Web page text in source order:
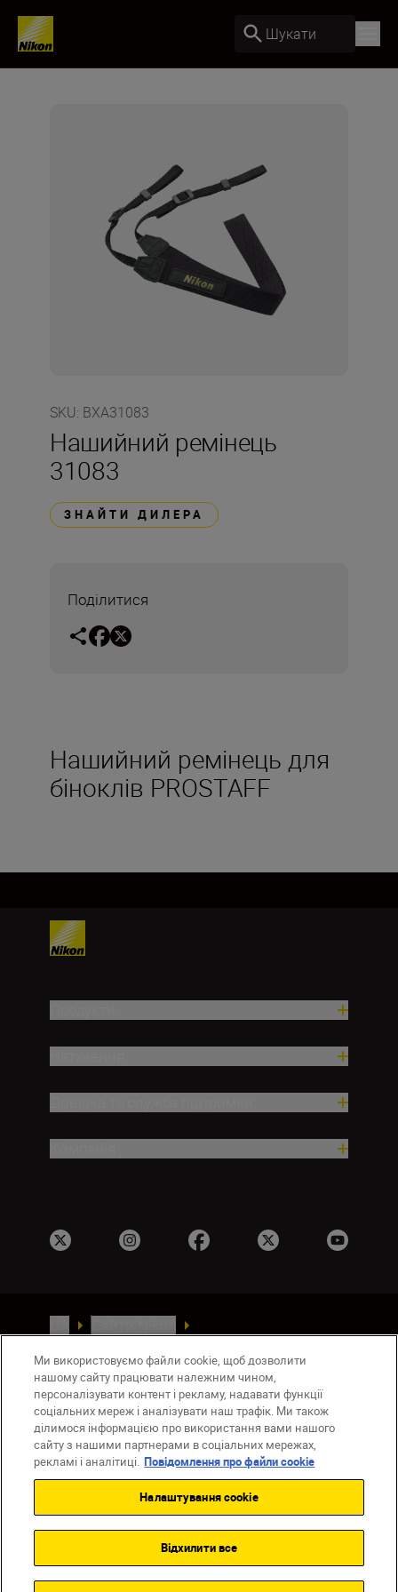
Шукати
SKU: BXA31083
Нашийний ремінець
31083
ЗНАЙТИ ДИЛЕРА
Поділитися
Нашийний ремінець для
біноклів PROSTAFF
Умови використання
Повідомлення про файли cookie
Налаштування Cookie
© 2026 Nikon
Back to top
Ми використовуємо файли cookie, щоб дозволити
нашому сайту працювати належним чином,
персоналізувати контент і рекламу, надавати функції
соціальних мереж і аналізувати наш трафік. Ми також
ділимося інформацією про використання вами нашого
сайту з нашими партнерами в соціальних мережах,
рекламі і аналітиці. Повідомлення про файли cookie
Налаштування cookie
Відхилити все